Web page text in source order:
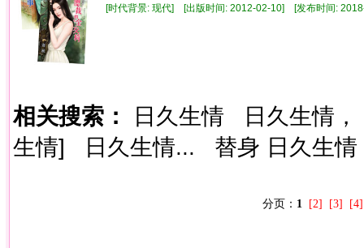
[时代背景: 现代] [出版时间: 2012-02-10] [发布时间:
相关搜索： 日久生情
日久生情，
生情]
日久生情... 替身 日久生情
分页： 1 [2] [3] [4]